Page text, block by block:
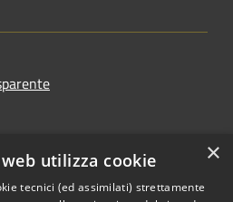
×
utilizza cookie
tecnici (ed assimilati) strettamente